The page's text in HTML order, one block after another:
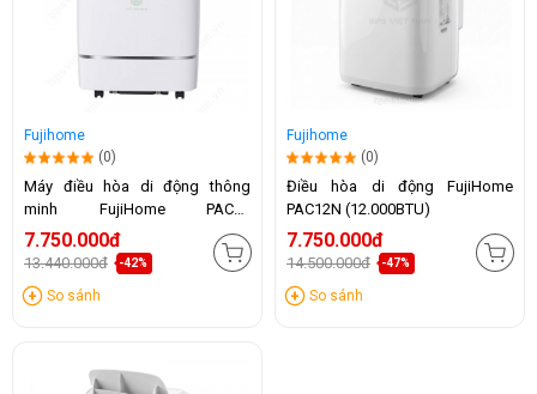
Fujihome
(0)
Máy điều hòa di động thông
minh FujiHome PAC12
(12.000BTU)
7.750.000đ
13.440.000đ -42%
So sánh
Fujihome
(0)
Điều hòa di động FujiHome
PAC12N (12.000BTU)
7.750.000đ
14.500.000đ -47%
So sánh